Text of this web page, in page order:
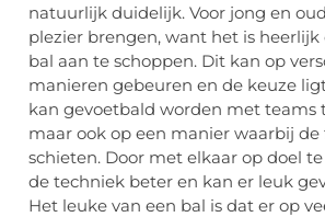
natuurlijk duidelijk. Voor jong en
plezier brengen, want het is
bal aan te schoppen. Dit kan op
manieren gebeuren en de keuze
kan gevoetbald worden met teams
maar ook op een manier waarbij de
schieten. Door met elkaar op doel
de techniek beter en kan er leuk
Het leuke van een bal is dat er op